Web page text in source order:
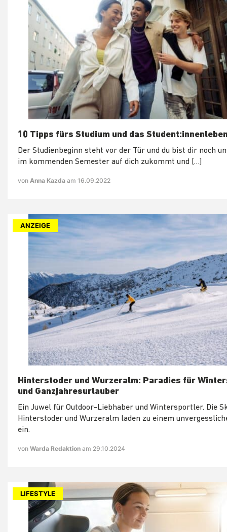
10 Tipps fürs Studium und das
Der Studienbeginn steht vor der Tür und du bist dir noch
im kommenden Semester auf dich zukommt und […]
von Anna Kazda am 16.09.2022
ANZEIGE
Hinterstoder und Wurzeralm: Paradies für
und Ganzjahresurlauber
Ein Juwel für Outdoor-Liebhaber und Wintersportler. Die
Hinterstoder und Wurzeralm laden zu einem
ein.
von Warda Redaktion am 29.10.2024
LIFESTYLE